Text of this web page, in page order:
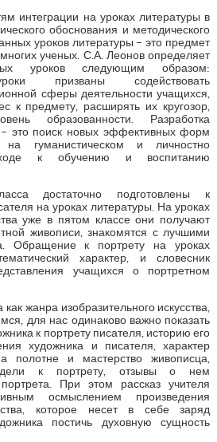
интеграции на уроках литературы в
обоснования и методического
уроков литературы – это предмет
ученых. С.А. Леонов определяет
уроков следующим образом:
призваны содействовать
сферы деятельности учащихся,
к предмету, расширять их кругозор,
образованности. Разработка
– это поиск новых эффективных форм
на гуманистическом и личностно
к обучению и воспитанию
достаточно подготовлены к
на уроках литературы. На уроках
уже в пятом классе они получают
живописи, знакомятся с лучшими
Обращение к портрету на уроках
характер, и словесник
учащихся о портретном
жанра изобразительного искусства,
для нас одинаково важно показать
к портрету писателя, историю его
художника и писателя, характер
полотне и мастерство живописца,
к портрету, отзывы о нем
При этом рассказ учителя
осмыслением произведения
которое несет в себе заряд
постичь духовную сущность